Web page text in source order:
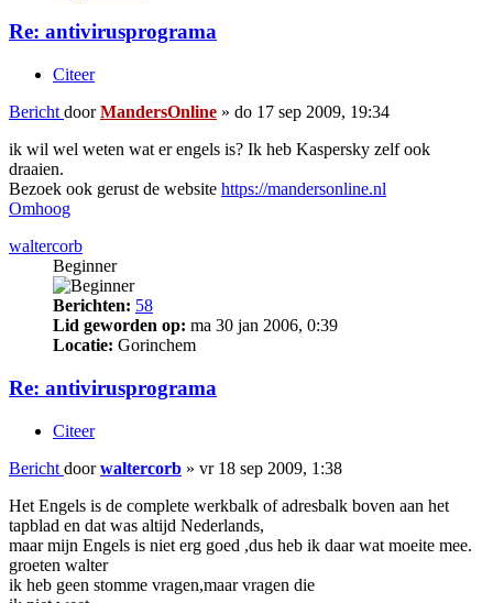
Re: antivirusprograma
Citeer
Bericht doorMandersOnline » do 17 sep 2009, 19:34
ik wil wel weten wat er engels is? Ik heb Kaspersky zelf ook
draaien.
Bezoek ook gerust de website https://mandersonline.nl
Omhoog
waltercorb
Beginner
Berichten: 58
Lid geworden op: ma 30 jan 2006, 0:39
Locatie: Gorinchem
Re: antivirusprograma
Citeer
Bericht doorwaltercorb » vr 18 sep 2009, 1:38
Het Engels is de complete werkbalk of adresbalk boven aan het
tapblad en dat was altijd Nederlands,
maar mijn Engels is niet erg goed ,dus heb ik daar wat moeite mee.
groeten walter
ik heb geen stomme vragen,maar vragen die